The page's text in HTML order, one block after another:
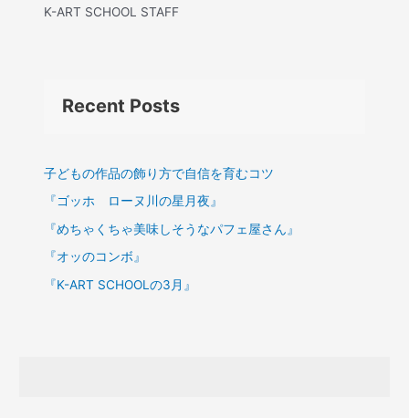
K-ART SCHOOL STAFF
Recent Posts
子どもの作品の飾り方で自信を育むコツ
『ゴッホ ローヌ川の星月夜』
『めちゃくちゃ美味しそうなパフェ屋さん』
『オッのコンボ』
『K-ART SCHOOLの3月』